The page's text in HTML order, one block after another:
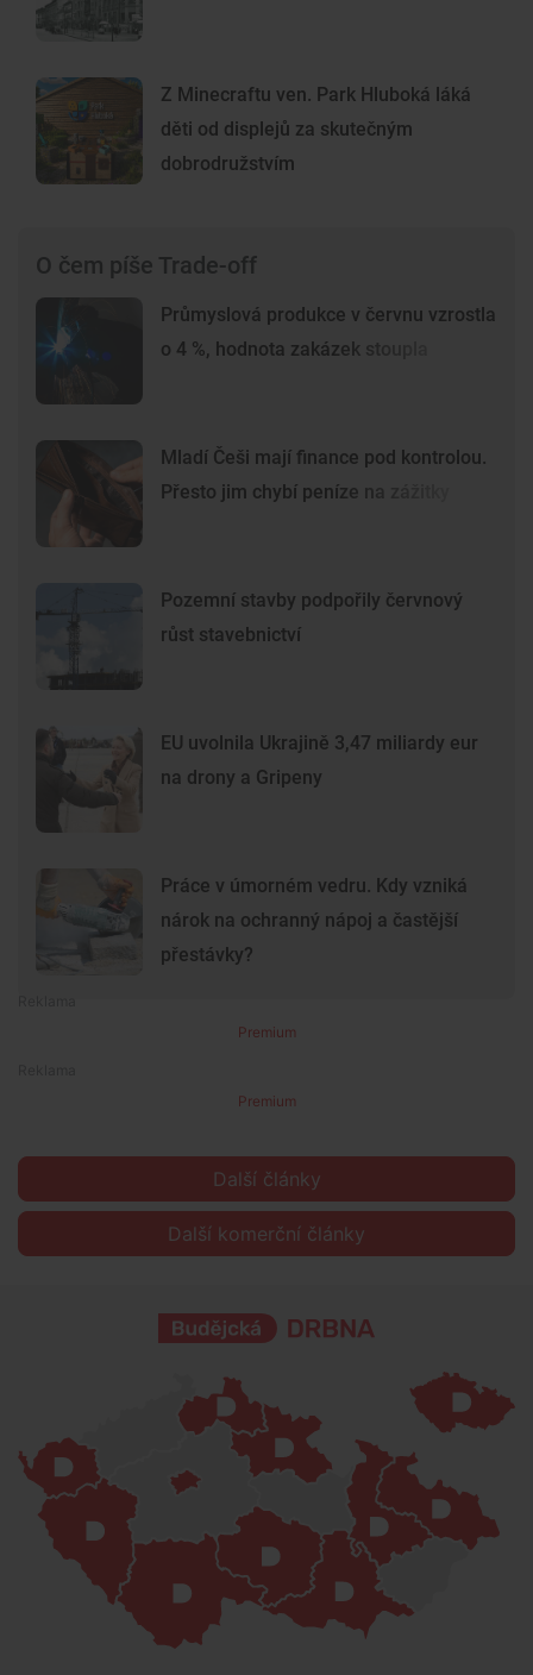
Z Minecraftu ven. Park Hluboká láká
děti od displejů za skutečným
dobrodružstvím
O čem píše Trade-off
Průmyslová produkce v červnu vzrostla
o 4 %, hodnota zakázek stoupla
Mladí Češi mají finance pod kontrolou.
Přesto jim chybí peníze na zážitky
Pozemní stavby podpořily červnový
růst stavebnictví
EU uvolnila Ukrajině 3,47 miliardy eur
na drony a Gripeny
Práce v úmorném vedru. Kdy vzniká
nárok na ochranný nápoj a častější
přestávky?
Premium
Premium
Další články
Další komerční články